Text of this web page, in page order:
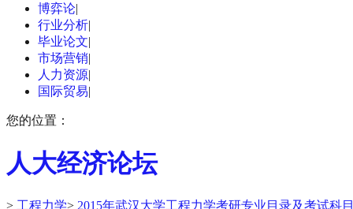
博弈论|
行业分析|
毕业论文|
市场营销|
人力资源|
国际贸易|
您的位置：
人大经济论坛
> 工程力学> 2015年武汉大学工程力学考研专业目录及考试科